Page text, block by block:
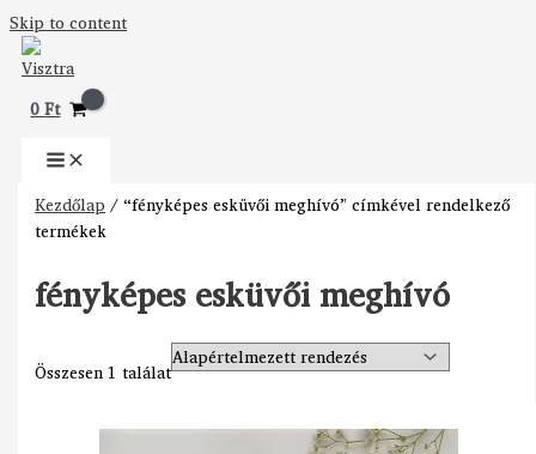
Skip to content
0Ft
Kezdőlap / “fényképes esküvői meghívó” címkével rendelkező
termékek
fényképes esküvői meghívó
Összesen 1 találat